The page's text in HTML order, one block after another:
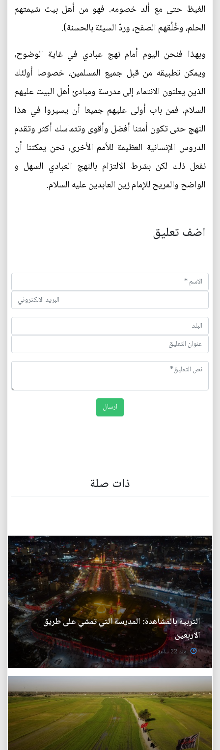
الغيظ حتى مع ألد خصومه. فهو من أهل بيت شيمتهم
الحلم، وخُلُقهم الصفح، وردّ السيئة بالحسنة).
وبهذا فنحن اليوم أمام نهج عبادي في غاية الوضوح،
ويمكن تطبيقه من قبل جميع المسلمين، خصوصا أولئك
الذين يعلنون الانتماء إلى مدرسة ومبادئ أهل البيت عليهم
السلام، فمن باب أولى عليهم جميعا أن يسيروا في هذا
النهج حتى تكون أمتنا أفضل وأقوى وتتماسك أكثر وتقدم
الدروس الإنسانية العظيمة للأمم الأخرى، نحن يمكننا أن
نفعل ذلك لكن بشرط الالتزام بالنهج العبادي السهل و
الواضح والمريح للإمام زين العابدين عليه السلام.
اضف تعليق
ذات صلة
التربية بالمشاهدة: المدرسة التي تمشي على طريق
الاربعين
منذ 22 ساعة